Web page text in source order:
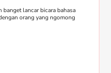
banget lancar bicara bahasa
orang yang ngomong